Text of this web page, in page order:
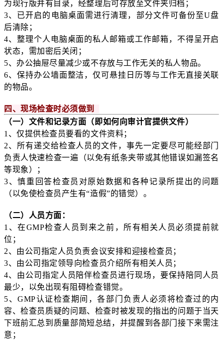
为现行版并有目录，经整理后可存放至文件夹归档；
3、已开启的电脑桌面需进行清理，部分文件可备份至U盘
后清除；
4、整理个人电脑桌面的私人邮箱或工作邮箱，不得呈开启
状态，需加密后关闭；
5、办公抽屉尽量减少或不存放与工作无关的私人物品。
6、保持办公墙面整洁，仅可悬挂日历等与工作无直接关联
的物品。
四、现场检查时必须做到
（一）文件和记录方面（即如何向审计官提供文件）
1、仅提供检查员要看的文件资料；
2、所有递交给检查人员的文件，事先一定要尽可能经部门
负责人快速检查一遍（以免有纸条夹带或其他错误如漏签名
等现象）；
3、慎重回答检查员对原始数据和各种记录所提出的问题
（以免使检查员产生有“造假”的错觉）。
（二）人员方面：
1、在GMP检查人员到来之前，所有相关人员必须提前就
位；
2、由公司指定人员负责会议安排和迎接检查员；
3、由公司指定领导向检查员介绍所有相关人员；
4、由公司指定人员陪伴检查员进行现场，要保持陪同人员
最少，以免出现有阻碍检查错觉。
5、GMP认证检查期间，各部门负责人必须将检查过的内
容、检查员质疑的问题、检查时被发现的指出的问题于当天
下班前汇总到质量部简短总结，并提醒到各部门接下来需注
意；